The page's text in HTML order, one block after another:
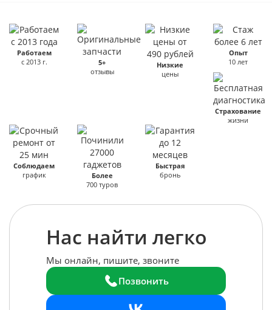
Работаем
с 2013 г.
5+
отзывы
Низкие
цены
Опыт
10 лет
Страхование
жизни
Соблюдаем
график
Более
700 туров
Быстрая
бронь
Нас найти легко
Мы онлайн, пишите, звоните
Позвонить